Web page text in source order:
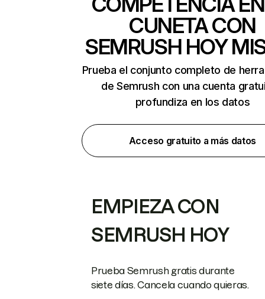
CUNETA CON
SEMRUSH HOY
Prueba el conjunto completo de
de Semrush con una cuenta
profundiza en los datos
Acceso gratuito a más datos
EMPIEZA CON
SEMRUSH HOY
Prueba Semrush gratis durante
siete días. Cancela cuando quieras.